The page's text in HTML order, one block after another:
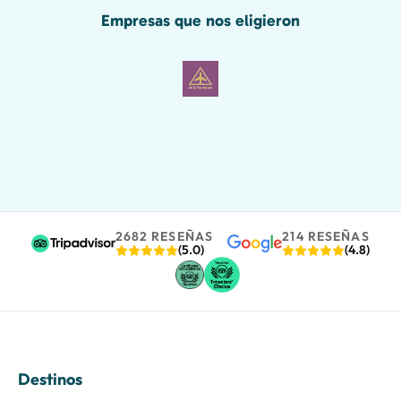
Empresas que nos eligieron
2682 RESEÑAS
(5.0)
214 RESEÑAS
(4.8)
Destinos